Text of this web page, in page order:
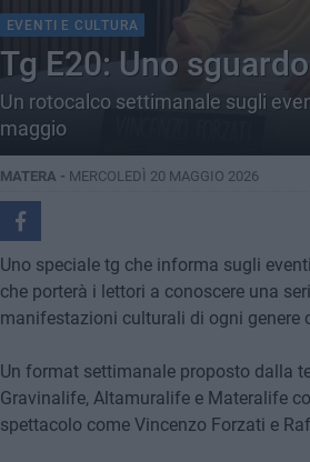
EVENTI E CULTURA
Tg E20: Uno
Un rotocalco settimanale sugli
maggio
MATERA - MERCOLEDÌ 20 MAGGIO 2026
Uno speciale tg che informa sugli
che porterà i lettori a conoscere una
manifestazioni culturali di ogni genere
Un format settimanale proposto dalla
Gravinalife, Altamuralife e Materalife
spettacolo come Vincenzo Forzati e